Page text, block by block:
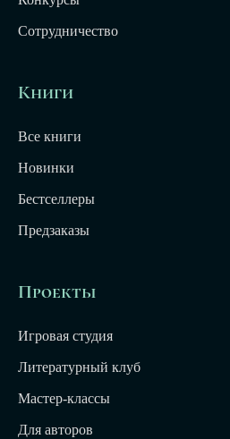
Сотрудничество
Книги
Все книги
Новинки
Бестселлеры
Предзаказы
Проекты
Игровая студия
Литературный клуб
Мастер-классы
Для авторов